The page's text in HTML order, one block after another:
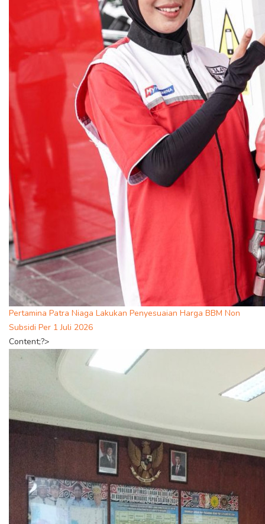
Pertamina Patra Niaga Lakukan Penyesuaian Harga BBM Non
Subsidi Per 1 Juli 2026
Content;?>